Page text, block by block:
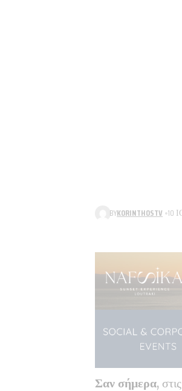
BYKORINTHOSTV 10
Σαν σήμερα,